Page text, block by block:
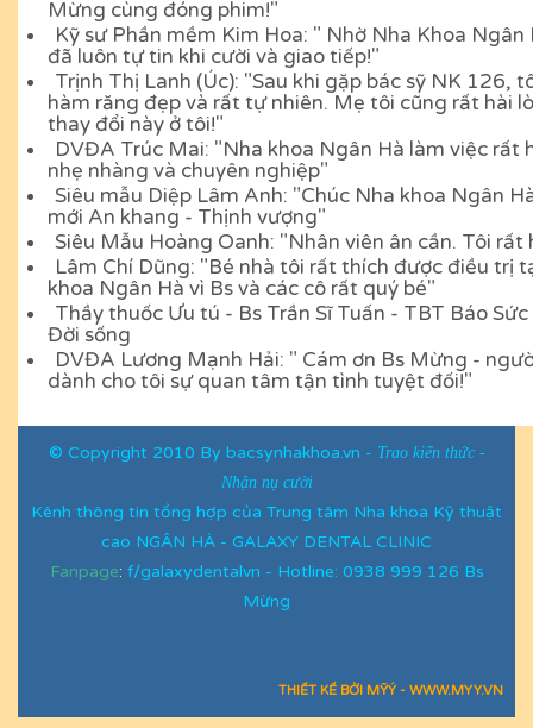
Mừng cùng đóng phim!"
Kỹ sư Phần mềm Kim Hoa: " Nhờ Nha Khoa Ngân
đã luôn tự tin khi cười và giao tiếp!"
Trịnh Thị Lanh (Úc): "Sau khi gặp bác sỹ NK 126,
hàm răng đẹp và rất tự nhiên. Mẹ tôi cũng rất hài
thay đổi này ở tôi!"
DVĐA Trúc Mai: "Nha khoa Ngân Hà làm việc rất
nhẹ nhàng và chuyên nghiệp"
Siêu mẫu Diệp Lâm Anh: "Chúc Nha khoa Ngân
mới An khang - Thịnh vượng"
Siêu Mẫu Hoàng Oanh: "Nhân viên ân cần. Tôi rất
Lâm Chí Dũng: "Bé nhà tôi rất thích được điều trị
khoa Ngân Hà vì Bs và các cô rất quý bé"
Thầy thuốc Ưu tú - Bs Trần Sĩ Tuấn - TBT Báo
Đời sống
DVĐA Lương Mạnh Hải: " Cám ơn Bs Mừng -
dành cho tôi sự quan tâm tận tình tuyệt đối!"
© Copyright 2010 By bacsynhakhoa.vn - Trao kiến thức -
Nhận nụ cười
Kênh thông tin tổng hợp của Trung tâm Nha khoa Kỹ thuật
cao NGÂN HÀ - GALAXY DENTAL CLINIC
Fanpage: f/galaxydentalvn - Hotline: 0938 999 126 Bs
Mừng
THIẾT KẾ BỞI MỸÝ - WWW.MYY.VN